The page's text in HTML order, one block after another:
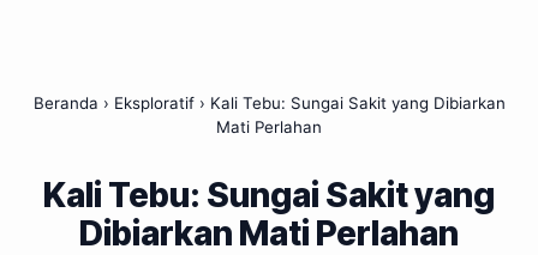
Beranda › Eksploratif› Kali Tebu: Sungai Sakit yang Dibiarkan
Mati Perlahan
Kali Tebu: Sungai Sakit yang
Dibiarkan Mati Perlahan